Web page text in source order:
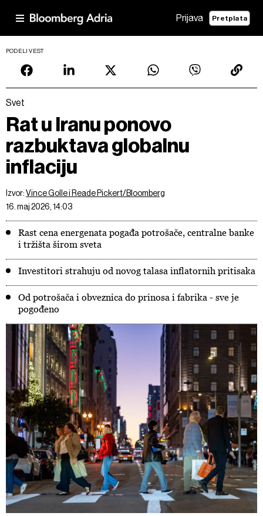
Prijava Pretplata
PODELI VEST
Svet
Rat u Iranu ponovo
razbuktava globalnu
inflaciju
Izvor:Vince Golle i Reade Pickert/Bloomberg
16. maj 2026, 14:03
Rast cena energenata pogađa potrošače, centralne banke
i tržišta širom sveta
Investitori strahuju od novog talasa inflatornih pritisaka
Od potrošača i obveznica do prinosa i fabrika - sve je
pogođeno